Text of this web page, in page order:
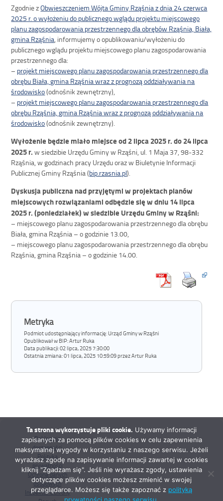
Zgodnie zObwieszczeniem Wójta Gminy Rząśnia z dnia 24 czerwca
2025 r. o wyłożeniu do publicznego wglądu projektu miejscowego
planu zagospodarowania przestrzennego dla obrębów Rząśnia, Biała,
gmina Rząśnia, informujemy o opublikowaniu/wyłożeniu do
publicznego wglądu projektu miejscowego planu zagospodarowania
przestrzennego dla:
– projekt miejscowego planu zagospodarowania przestrzennego dla
obrębu Biała, gmina Rząśnia wraz z prognozą oddziaływania na
środowisko(odnośnik zewnętrzny),
– projekt miejscowego planu zagospodarowania przestrzennego dla
obrębu Rząśnia, gmina Rząśnia wraz z prognozą oddziaływania na
środowisko(odnośnik zewnętrzny).
Wyłożenie będzie miało miejsce od 2 lipca 2025 r. do 24 lipca
2025 r. w siedzibie Urzędu Gminy w Rząśni, ul. 1 Maja 37, 98-332
Rząśnia, w godzinach pracy Urzędu oraz w Biuletynie Informacji
Publicznej Gminy Rząśnia (bip.rzasnia.pl).
Dyskusja publiczna nad przyjętymi w projektach planów
miejscowych rozwiązaniami odbędzie się w dniu 14 lipca
2025 r. (poniedziałek) w siedzibie Urzędu Gminy w Rząśni:
– miejscowego planu zagospodarowania przestrzennego dla obrębu
Biała, gmina Rząśnia – o godzinie 13.00,
– miejscowego planu zagospodarowania przestrzennego dla obrębu
Rząśnia, gmina Rząśnia – o godzinie 14.00.
Metryka
Podmiot udostępniający informację: Urząd Gminy w Rząśni
Opublikował w BIP:Artur Ruka
Data publikacji:02 lipca, 2025 7:30:00
Ostatnia zmiana:01 lipca, 2025 10:59:09 przez Artur Ruka
Deklaracja
dostępności
Polityka
prywatności
Ochrona danych
osobowych
Inspektor Ochrony
Ta strona wykorzystuje pliki cookie. Używamy informacji
zapisanych za pomocą plików cookies w celu zapewnienia
maksymalnej wygody w korzystaniu z naszego serwisu. Jeżeli
wyrażasz zgodę na zapisywanie informacji zawartej w cookies
kliknij "Zgadzam się". Jeśli nie wyrażasz zgody, ustawienia
dotyczące plików cookies możesz zmienić w swojej
przeglądarce. Możesz się także zapoznać z polityką